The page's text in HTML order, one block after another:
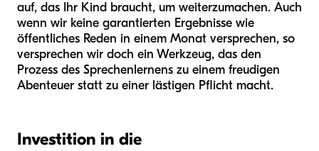
auf, das Ihr Kind braucht, um weiterzumachen. Auch
wenn wir keine garantierten Ergebnisse wie
öffentliches Reden in einem Monat versprechen, so
versprechen wir doch ein Werkzeug, das den
Prozess des Sprechenlernens zu einem freudigen
Abenteuer statt zu einer lästigen Pflicht macht.
Investition in die